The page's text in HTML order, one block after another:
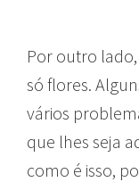
Por outro
só flores.
vários
que lhes seja
como é isso,